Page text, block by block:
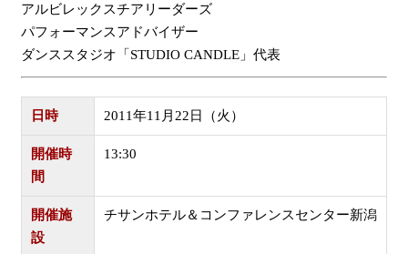
アルビレックスチアリーダーズ
パフォーマンスアドバイザー
ダンススタジオ「STUDIO CANDLE」代表
日時 2011年11月22日（火）
開催時
間
13:30
開催施
設
チサンホテル＆コンファレンスセンター新潟